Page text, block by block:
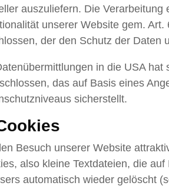
auszuliefern. Die
unserer Website gem.
der den Schutz der Daten
in die USA
das auf Basis eines
sicherstellt.
Besuch unserer Website
also kleine Textdateien, die
automatisch wieder gelöscht